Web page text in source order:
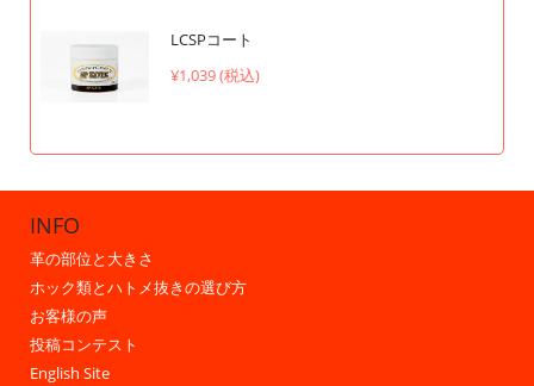
LCSPコート
¥1,039 (税込)
INFO
革の部位と大きさ
ホック類とハトメ抜きの選び方
お客様の声
投稿コンテスト
English Site